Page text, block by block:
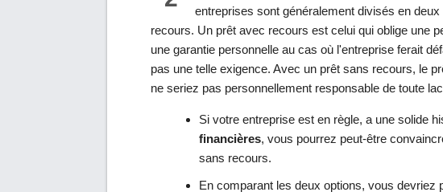
entreprises sont généralement divisés en
recours. Un prêt avec recours est celui qui oblige une
une garantie personnelle au cas où l'entreprise ferait
pas une telle exigence. Avec un prêt sans recours, le
ne seriez pas personnellement responsable de toute
Si votre entreprise est en règle, a une solide
financières, vous pourrez peut-être
sans recours.
En comparant les deux options, vous devriez